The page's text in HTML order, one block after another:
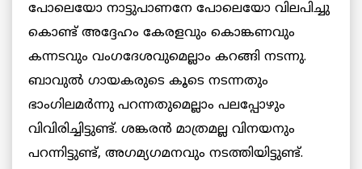
പോലെയോ നാട്ടുപാണനേ പോലെയോ വിലപിച്ചു
കൊണ്ട് അദ്ദേഹം കേരളവും കൊങ്കണവും
കന്നടവും വംഗദേശവുമെല്ലാം കറങ്ങി നടന്നു.
ബാവുല്‍ ഗായകരുടെ കൂടെ നടന്നതും
ഭാംഗിലമര്‍ന്നു പറന്നതുമെല്ലാം പലപ്പോഴും
വിവിരിച്ചിട്ടുണ്ട്. ശങ്കരന്‍ മാത്രമല്ല വിനയനും
പറന്നിട്ടുണ്ട്, അഗമ്യഗമനവും നടത്തിയിട്ടുണ്ട്.